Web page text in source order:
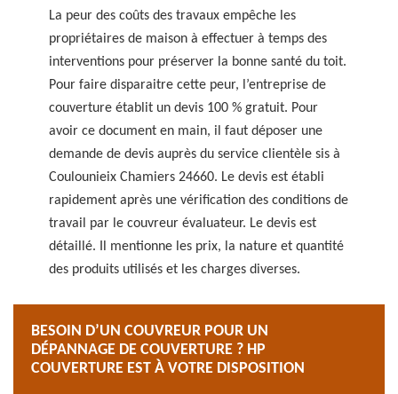
La peur des coûts des travaux empêche les
propriétaires de maison à effectuer à temps des
interventions pour préserver la bonne santé du toit.
Pour faire disparaitre cette peur, l’entreprise de
couverture établit un devis 100 % gratuit. Pour
avoir ce document en main, il faut déposer une
demande de devis auprès du service clientèle sis à
Coulounieix Chamiers 24660. Le devis est établi
rapidement après une vérification des conditions de
travail par le couvreur évaluateur. Le devis est
détaillé. Il mentionne les prix, la nature et quantité
des produits utilisés et les charges diverses.
BESOIN D’UN COUVREUR POUR UN
DÉPANNAGE DE COUVERTURE ? HP
COUVERTURE EST À VOTRE DISPOSITION